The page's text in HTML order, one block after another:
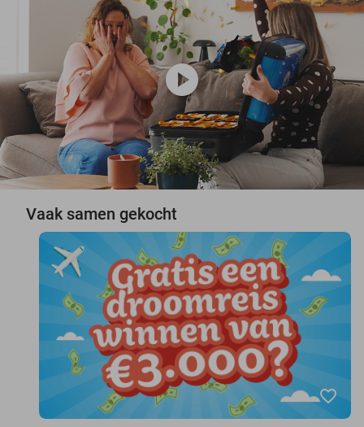
play_circle
Vaak samen gekocht
favorite_border